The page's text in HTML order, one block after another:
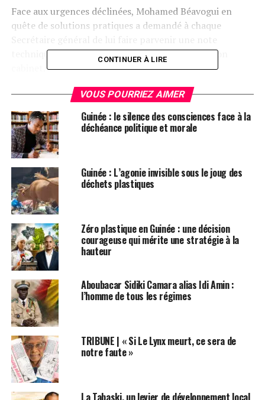
Face aux urgences déclinées, Mohamed Béavogui en
quête de solutions pratiques a demandé à chaque
technique pour un examen plus approfondi de son
Le premier ministre a invité les Secrétaires généraux à
travailler pour la nation et le peuple de Guinée. « Les
projets et les programmes doivent bénéficier aux
populations ». Pour réussir ce pari, Mohamed Béavogui
exhorte aux changements d’habitudes pour que « la
Guinée gagne ».
Primature de la république de Guinée
CONTINUER À LIRE
VOUS POURRIEZ AIMER
Guinée : le silence des consciences face à la
déchéance politique et morale
Guinée : L’agonie invisible sous le joug des
déchets plastiques
Zéro plastique en Guinée : une décision
courageuse qui mérite une stratégie à la
hauteur
Aboubacar Sidiki Camara alias Idi Amin :
l’homme de tous les régimes
TRIBUNE | « Si Le Lynx meurt, ce sera de
notre faute »